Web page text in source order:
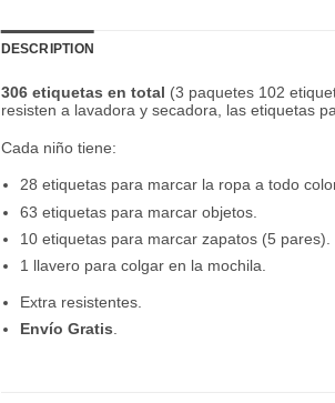
DESCRIPTION
306 etiquetas en total (3 paquetes 102
resisten a lavadora y secadora, las etiquetas
Cada niño tiene:
28 etiquetas para marcar la ropa a todo
63 etiquetas para marcar objetos.
10 etiquetas para marcar zapatos (5 pares).
1 llavero para colgar en la mochila.
Extra resistentes.
Envío Gratis.